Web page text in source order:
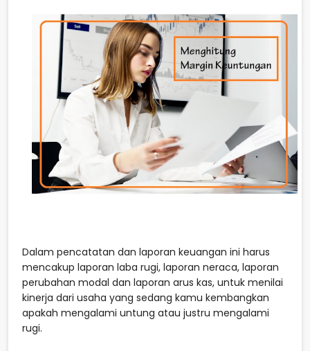
Dalam pencatatan dan laporan keuangan ini harus
mencakup laporan laba rugi, laporan neraca, laporan
perubahan modal dan laporan arus kas, untuk menilai
kinerja dari usaha yang sedang kamu kembangkan
apakah mengalami untung atau justru mengalami
rugi.